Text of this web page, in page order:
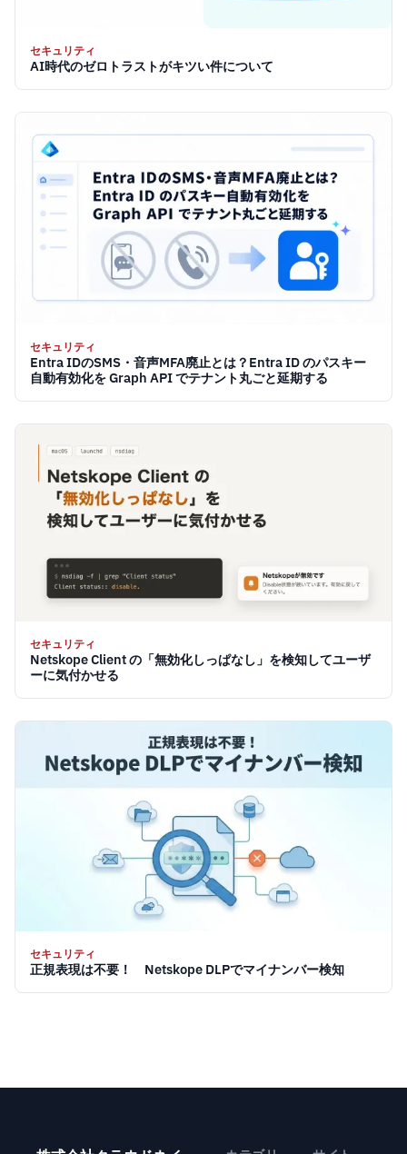
セキュリティ
AI時代のゼロトラストがキツい件について
セキュリティ
Entra IDのSMS・音声MFA廃止とは？Entra ID のパスキー
自動有効化を Graph API でテナント丸ごと延期する
セキュリティ
Netskope Client の「無効化しっぱなし」を検知してユーザ
ーに気付かせる
セキュリティ
正規表現は不要！ Netskope DLPでマイナンバー検知